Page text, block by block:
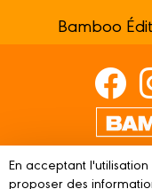
Bamboo
En acceptant
proposer des